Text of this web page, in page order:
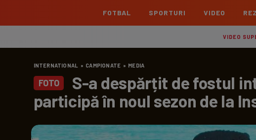
FOTBAL
Echipe
Liga 2
Clasament
Echipe Meciuri
Echipe
SPORTURI VIDEO
VIDEO
INTERNATIONAL » CAMPIONATE » MEDIA
FOTO
S-a despărțit de fostul
participă în noul sezon de la